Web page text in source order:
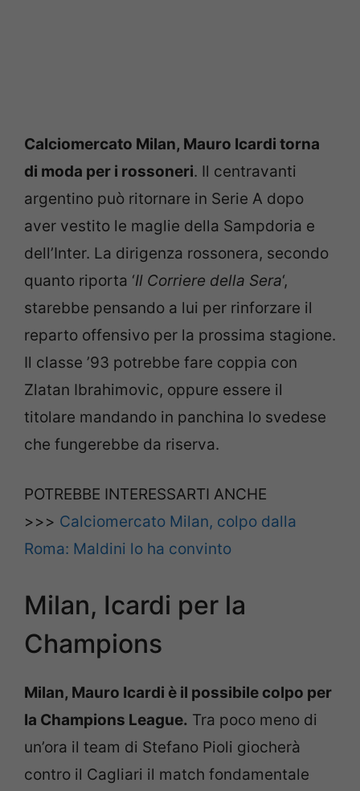
Calciomercato Milan, Mauro Icardi torna
di moda per i rossoneri. Il centravanti
argentino può ritornare in Serie A dopo
aver vestito le maglie della Sampdoria e
dell’Inter. La dirigenza rossonera, secondo
quanto riporta ‘Il Corriere della Sera‘,
starebbe pensando a lui per rinforzare il
reparto offensivo per la prossima stagione.
Il classe ’93 potrebbe fare coppia con
Zlatan Ibrahimovic, oppure essere il
titolare mandando in panchina lo svedese
che fungerebbe da riserva.
POTREBBE INTERESSARTI ANCHE
>>> Calciomercato Milan, colpo dalla
Roma: Maldini lo ha convinto
Milan, Icardi per la
Champions
Milan, Mauro Icardi è il possibile colpo per
la Champions League. Tra poco meno di
un’ora il team di Stefano Pioli giocherà
contro il Cagliari il match fondamentale